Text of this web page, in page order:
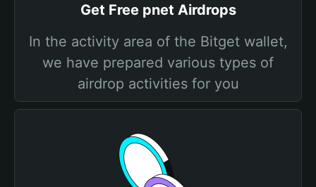
Get Free pnet Airdrops
In the activity area of the Bitget wallet,
we have prepared various types of
airdrop activities for you